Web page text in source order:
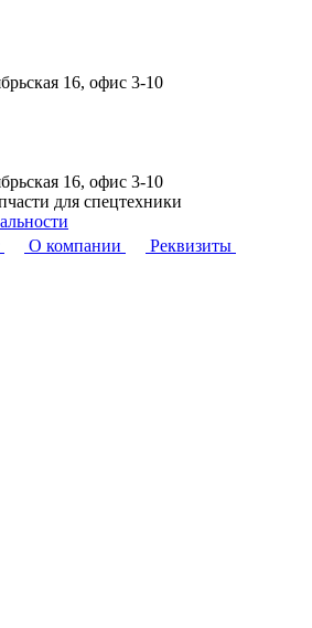
16, офис 3-10
16, офис 3-10
для спецтехники
О компании
Реквизиты